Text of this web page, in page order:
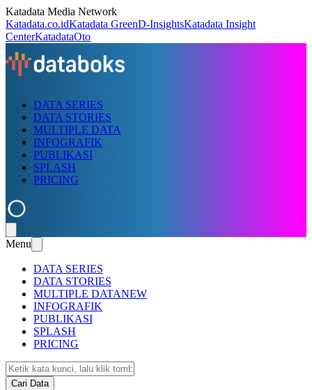
Katadata Media Network
Katadata.co.idKatadata GreenD-InsightsKatadata Insight
CenterKatadataOto
DATA SERIES
DATA STORIES
MULTIPLE DATA
INFOGRAFIK
PUBLIKASI
SPLASH
PRICING
Menu
DATA SERIES
DATA STORIES
MULTIPLE DATANEW
INFOGRAFIK
PUBLIKASI
SPLASH
PRICING
Cari Data